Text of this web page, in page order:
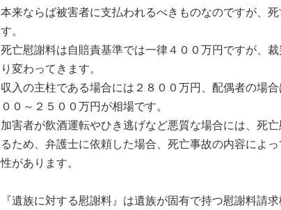
本来ならば被害者に支払われるべきものなのですが、
す。
死亡慰謝料は自賠責基準では一律４００万円ですが、
り変わってきます。
収入の主柱である場合には２８００万円、配偶者の場
００～２５００万円が相場です。
加害者が飲酒運転やひき逃げなど悪質な場合には、死
るため、弁護士に依頼した場合、死亡事故の内容によ
性があります。
『遺族に対する慰謝料』は遺族が固有で持つ慰謝料請求